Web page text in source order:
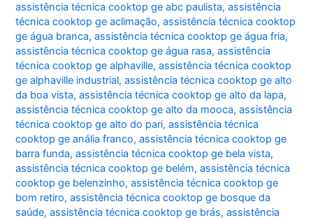
assistência técnica cooktop ge abc paulista,assistência
técnica cooktop ge aclimação,assistência técnica cooktop
ge água branca,assistência técnica cooktop ge água fria,
assistência técnica cooktop ge água rasa,assistência
técnica cooktop ge alphaville,assistência técnica cooktop
ge alphaville industrial,assistência técnica cooktop ge alto
da boa vista,assistência técnica cooktop ge alto da lapa,
assistência técnica cooktop ge alto da mooca,assistência
técnica cooktop ge alto do pari,assistência técnica
cooktop ge anália franco,assistência técnica cooktop ge
barra funda,assistência técnica cooktop ge bela vista,
assistência técnica cooktop ge belém,assistência técnica
cooktop ge belenzinho,assistência técnica cooktop ge
bom retiro,assistência técnica cooktop ge bosque da
saúde,assistência técnica cooktop ge brás,assistência